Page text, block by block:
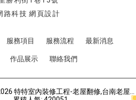
路科技 網頁設計
服務項目 服務流程 最新消息
作品展示 聯絡我們